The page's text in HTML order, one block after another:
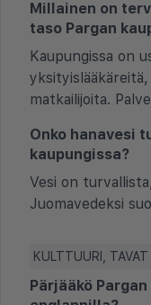
Millainen on
taso Pargan
Kaupungissa on
matkailijoita.
Onko hanavesi
kaupungissa?
Vesi on
Juomavedeksi
KULTTUURI,
Pärjääkö